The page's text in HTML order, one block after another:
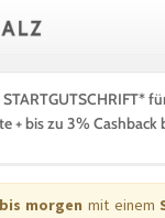
+ bis zu 3% Cashback
morgen mit einem